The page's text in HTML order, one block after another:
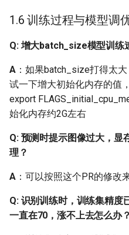
Q: 使用合成数据精调小模
没开源的小infer模型效果
好，这是为什么呢？
Q: 表格识别中，如何提高
单字的识别结果？
Q: 动态图分支
(dygraph,release/2.0)，训
一致
Q: 自己训练的det模型，
同一张图片上，inference
1.6 训练过程与模型调
Q: 增大batch_size模型训练
A ：如果batch_size打得太
试一下增大初始化内存的值
export
始化内存约2G左右
Q: 预测时提示图像过大，显
理？
A ：可以按照这个PR的修
Q: 识别训练时，训练集精度
一直在70，涨不上去怎么办？